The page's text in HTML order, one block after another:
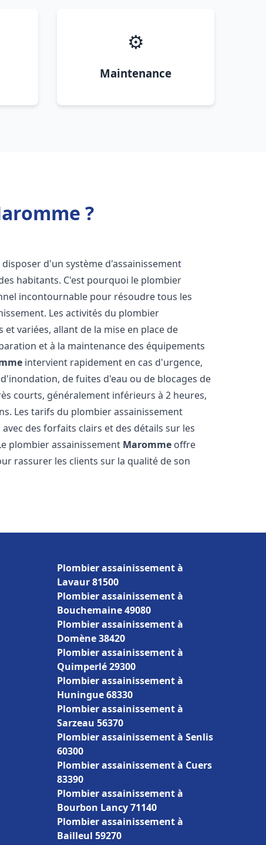
⚙️
Maintenance
?
disposer d'un système d'assainissement
habitants. C'est pourquoi le plombier
incontournable pour résoudre tous les
Les activités du plombier
variées, allant de la mise en place de
et à la maintenance des équipements
intervient rapidement en cas d'urgence,
de fuites d'eau ou de blocages de
courts, généralement inférieurs à 2 heures,
Les tarifs du plombier assainissement
des forfaits clairs et des détails sur les
plombier assainissement Maromme offre
rassurer les clients sur la qualité de son
Plombier assainissement à
Lavaur 81500
Plombier assainissement à
Bouchemaine 49080
Plombier assainissement à
Domène 38420
Plombier assainissement à
Quimperlé 29300
Plombier assainissement à
Huningue 68330
Plombier assainissement à
Sarzeau 56370
Plombier assainissement à Senlis
60300
Plombier assainissement à Cuers
83390
Plombier assainissement à
Bourbon Lancy 71140
Plombier assainissement à
Bailleul 59270